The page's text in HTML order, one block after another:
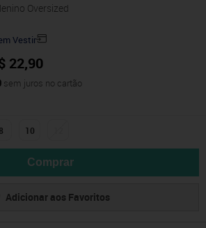
Oversized
Vestir
22,90
sem juros no cartão
8 10
Comprar
Adicionar aos Favoritos